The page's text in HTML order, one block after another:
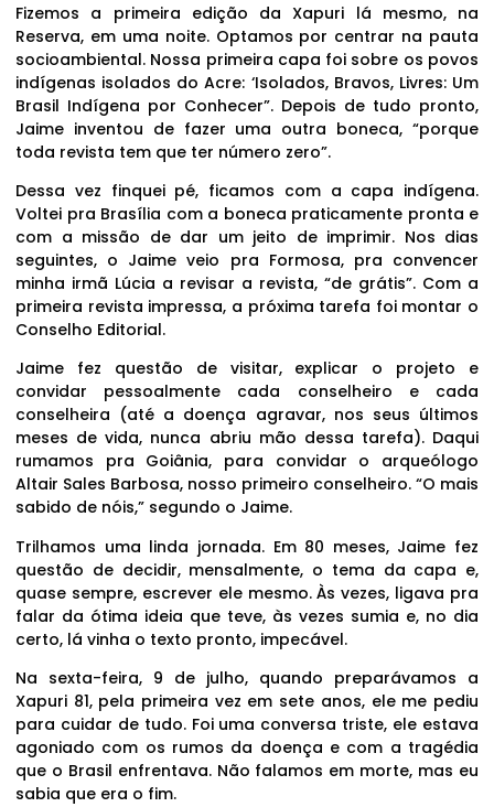
Fizemos a primeira edição da Xapuri lá mesmo, na
Reserva, em uma noite. Optamos por centrar na pauta
socioambiental. Nossa primeira capa foi sobre os povos
indígenas isolados do Acre: ‘Isolados, Bravos, Livres: Um
Brasil Indígena por Conhecer”. Depois de tudo pronto,
Jaime inventou de fazer uma outra boneca, “porque
toda revista tem que ter número zero”.
Dessa vez finquei pé, ficamos com a capa indígena.
Voltei pra Brasília com a boneca praticamente pronta e
com a missão de dar um jeito de imprimir. Nos dias
seguintes, o Jaime veio pra Formosa, pra convencer
minha irmã Lúcia a revisar a revista, “de grátis”. Com a
primeira revista impressa, a próxima tarefa foi montar o
Conselho Editorial.
Jaime fez questão de visitar, explicar o projeto e
convidar pessoalmente cada conselheiro e cada
conselheira (até a doença agravar, nos seus últimos
meses de vida, nunca abriu mão dessa tarefa). Daqui
rumamos pra Goiânia, para convidar o arqueólogo
Altair Sales Barbosa, nosso primeiro conselheiro. “O mais
sabido de nóis,” segundo o Jaime.
Trilhamos uma linda jornada. Em 80 meses, Jaime fez
questão de decidir, mensalmente, o tema da capa e,
quase sempre, escrever ele mesmo. Às vezes, ligava pra
falar da ótima ideia que teve, às vezes sumia e, no dia
certo, lá vinha o texto pronto, impecável.
Na sexta-feira, 9 de julho, quando preparávamos a
Xapuri 81, pela primeira vez em sete anos, ele me pediu
para cuidar de tudo. Foi uma conversa triste, ele estava
agoniado com os rumos da doença e com a tragédia
que o Brasil enfrentava. Não falamos em morte, mas eu
sabia que era o fim.